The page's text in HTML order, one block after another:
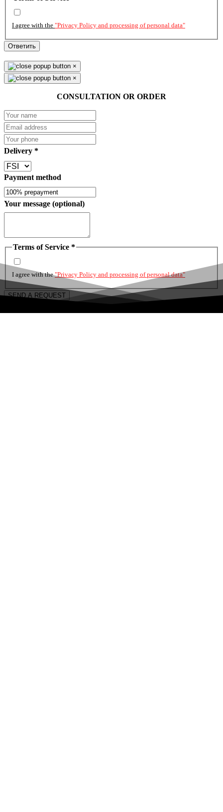
I agree with the "Privacy Policy and processing of personal data"
Ответить
×
×
CONSULTATION OR ORDER
Delivery *
Payment method
Your message (optional)
Terms of Service *
I agree with the"Privacy Policy and processing of personal data"
SEND A REQUEST